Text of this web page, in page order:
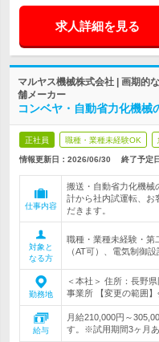
求人詳細を見る
マルヤス機械株式会社 | 画期的
舗メーカー
コンベヤ・自動省力化機
正社員 職種・業種未経験OK
情報更新日：2026/06/30 終了予定
仕事内容
搬送・自動省力化機械
計から社内試運転、お
だきます。
対象と
なる方
職種・業種未経験・第
（AT可）、電気制御
勤務地
＜本社＞ 住所：長野
事業所 【変更の範囲
給与
月給210,000円～
す。※試用期間3ヶ月あ